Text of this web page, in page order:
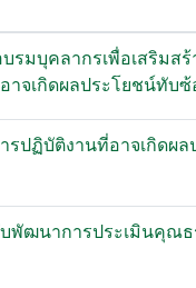
รมบุคลากรเพื่อเสริม
าจเกิดผลประโยชน์ทับ
รปฏิบัติงานที่อาจเกิดผ
บพัฒนาการประเมินคุณ